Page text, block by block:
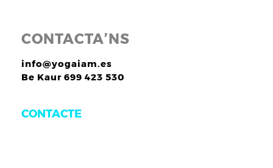
CONTACTA’NS
info@yogaiam.es
Be Kaur 699 423 530
CONTACTE